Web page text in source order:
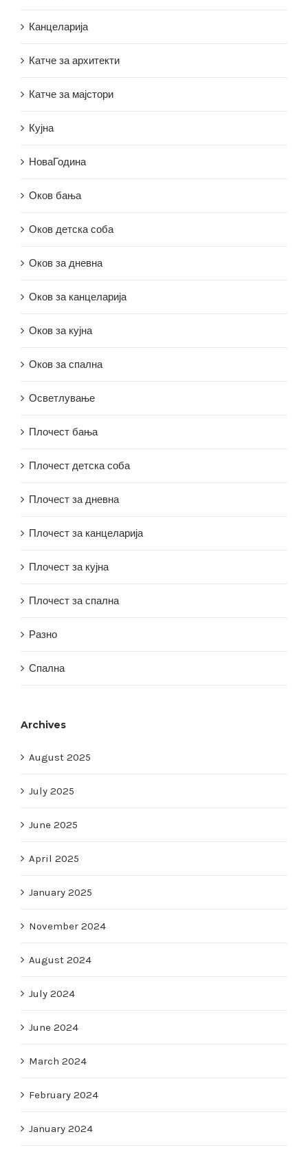
Канцеларија
Катче за архитекти
Катче за мајстори
Кујна
НоваГодина
Оков бања
Оков детска соба
Оков за дневна
Оков за канцеларија
Оков за кујна
Оков за спална
Осветлување
Плочест бања
Плочест детска соба
Плочест за дневна
Плочест за канцеларија
Плочест за кујна
Плочест за спална
Разно
Спална
Archives
August 2025
July 2025
June 2025
April 2025
January 2025
November 2024
August 2024
July 2024
June 2024
March 2024
February 2024
January 2024